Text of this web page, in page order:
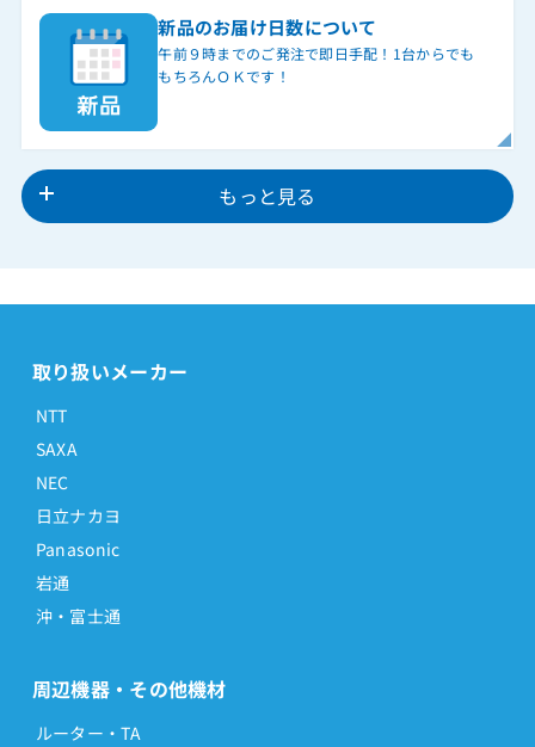
新品のお届け日数について
午前９時までのご発注で即日手配！1台からでも
もちろんＯＫです！
もっと見る
取り扱いメーカー
NTT
SAXA
NEC
日立ナカヨ
Panasonic
岩通
沖・富士通
周辺機器・その他機材
ルーター・TA